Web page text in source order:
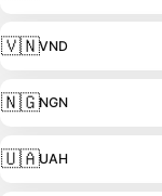
🇻🇳VND
🇳🇬NGN
🇺🇦UAH